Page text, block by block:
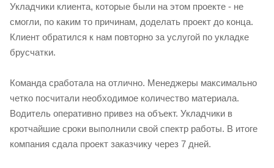
Укладчики клиента, которые были на этом проекте - не
смогли, по каким то причинам, доделать проект до конца.
Клиент обратился к нам повторно за услугой по укладке
брусчатки.
Команда сработала на отлично. Менеджеры максимально
четко посчитали необходимое количество материала.
Водитель оперативно привез на объект. Укладчики в
кротчайшие сроки выполнили свой спектр работы. В итоге
компания сдала проект заказчику через 7 дней.